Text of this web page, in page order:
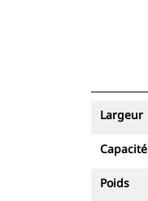
Largeur
Capacité
Poids